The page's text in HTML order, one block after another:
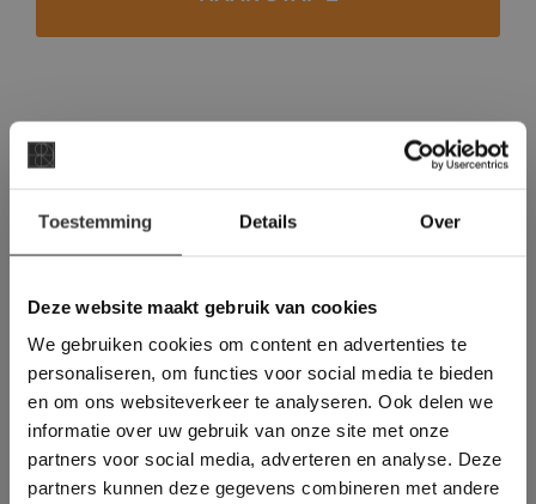
Toestemming Details Over
Deze website maakt gebruik van cookies
We gebruiken cookies om content en advertenties te
personaliseren, om functies voor social media te bieden
en om ons websiteverkeer te analyseren. Ook delen we
informatie over uw gebruik van onze site met onze
partners voor social media, adverteren en analyse. Deze
partners kunnen deze gegevens combineren met andere
#1 in de categorie vloeren op Trustpilot
Binnen 24 uur een passende offerte
Meer dan 500 m2 showroom
Deze website maakt
gebruik van cookies.
This Cookie Banner was deleted and is no
longer working. Please contact the website
administrator.
Deze website gebruikt cookies om de
gebruikerservaring te verbeteren. Door
gebruik te maken van onze website geeft u
toestemming voor alle cookies in
overeenstemming met ons cookiebeleid.Lees
verder